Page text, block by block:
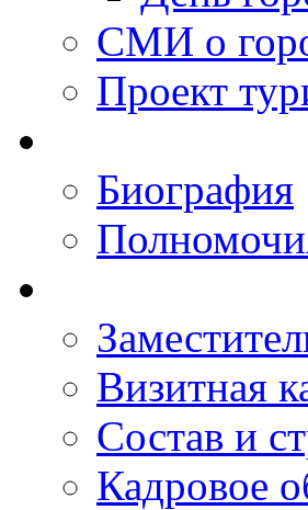
СМИ о
Проект
Биография
Визитная
Состав и
Кадровое